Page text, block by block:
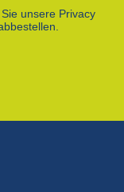
unsere Privacy